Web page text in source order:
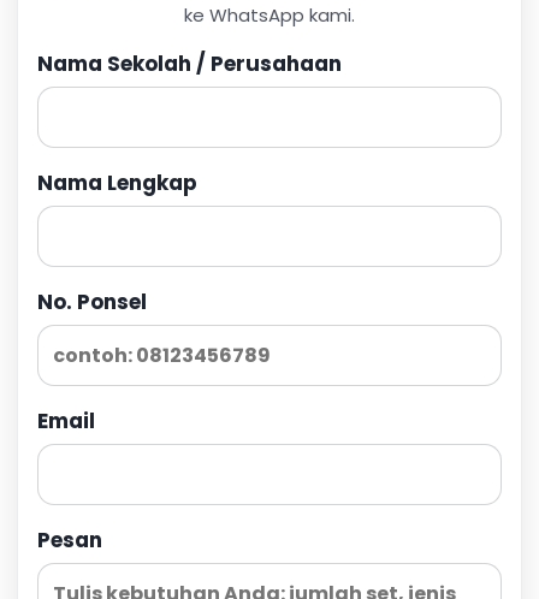
ke WhatsApp kami.
Nama Sekolah / Perusahaan
Nama Lengkap
No. Ponsel
Email
Pesan